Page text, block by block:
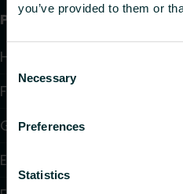
you’ve provided to them or
Selection
Necessary
Preferences
Statistics
Produkte
Heizkörper
Fußbodenheizung und -
Gebläsekonvektoren
Elektroheizung